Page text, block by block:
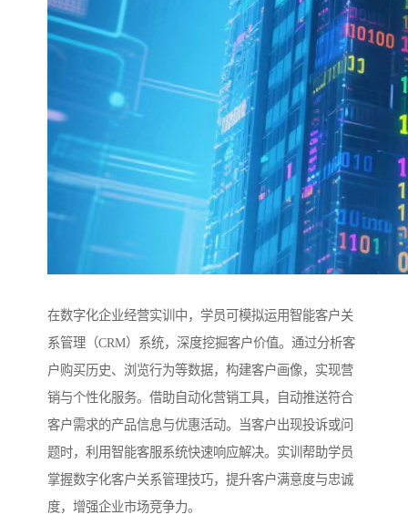
在数字化企业经营实训中，学员可模拟运用智能客户关
系管理（CRM）系统，深度挖掘客户价值。通过分析客
户购买历史、浏览行为等数据，构建客户画像，实现营
销与个性化服务。借助自动化营销工具，自动推送符合
客户需求的产品信息与优惠活动。当客户出现投诉或问
题时，利用智能客服系统快速响应解决。实训帮助学员
掌握数字化客户关系管理技巧，提升客户满意度与忠诚
度，增强企业市场竞争力。​